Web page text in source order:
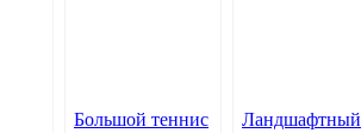
Большой теннис
Ландшафтный